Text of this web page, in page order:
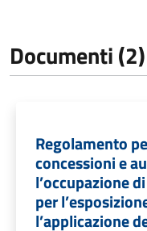
Documenti (2)
Regolamento
concessioni e
l’occupazione
per
l’applicazione